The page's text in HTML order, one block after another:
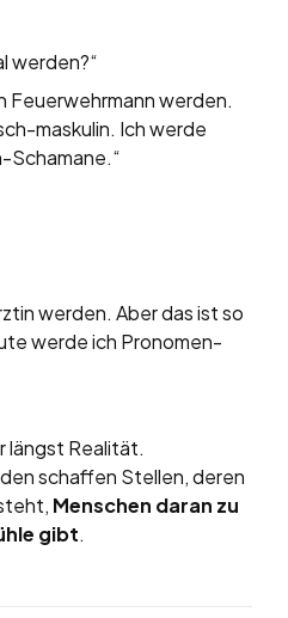
werden?“
Feuerwehrmann werden.
maskulin. Ich werde
Schamane.“
werden. Aber das ist so
werde ich Pronomen-
längst Realität.
schaffen Stellen, deren
Menschen daran zu
gibt.